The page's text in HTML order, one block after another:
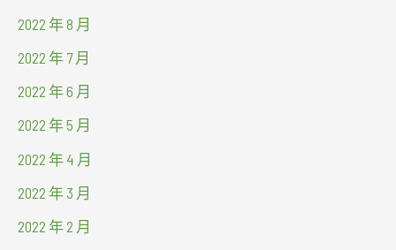
2022 年 8 月
2022 年 7 月
2022 年 6 月
2022 年 5 月
2022 年 4 月
2022 年 3 月
2022 年 2 月